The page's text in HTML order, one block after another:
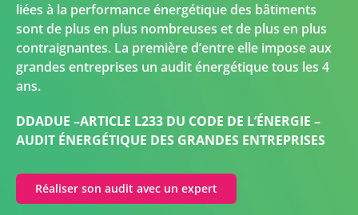
liées à la performance énergétique des bâtiments
sont de plus en plus nombreuses et de plus en plus
contraignantes. La première d’entre elle impose aux
grandes entreprises un audit énergétique tous les 4
ans.
DDADUE –ARTICLE L233 DU CODE DE L’ÉNERGIE –
AUDIT ÉNERGÉTIQUE DES GRANDES ENTREPRISES
Réaliser son audit avec un expert